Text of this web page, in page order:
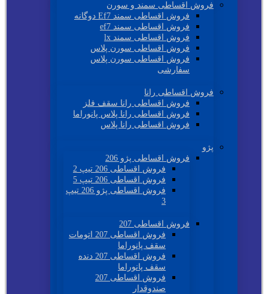
فروش اقساطی سمند و سورن
فروش اقساطی سمند Ef7 دوگانه
فروش اقساطی سمند ef7
فروش اقساطی سمند lx
فروش اقساطی سورن پلاس
فروش اقساطی سورن پلاس
سفارشی
فروش اقساطی رانا
فروش اقساطی رانا سقف فلز
فروش اقساطی رانا پلاس پانوراما
فروش اقساطی رانا پلاس
پژو
فروش اقساطی پژو 206
فروش اقساطی 206 تیپ 2
فروش اقساطی 206 تیپ 5
فروش اقساطی پژو 206 تیپ
3
فروش اقساطی 207
فروش اقساطی 207 اتومات
سقف پانوراما
فروش اقساطی 207 دنده
سقف پانوراما
فروش اقساطی 207
صندوقدار